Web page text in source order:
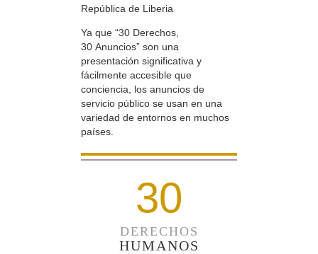
República de Liberia
Ya que “30 Derechos,
30 Anuncios” son una
presentación significativa y
fácilmente accesible que
conciencia, los anuncios de
servicio público se usan en una
variedad de entornos en muchos
países.
30
DERECHOS
HUMANOS